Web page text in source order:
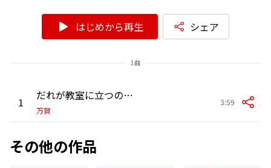
はじめから再生 シェア
1曲
1 だれが教室に立つのだろう
万賀
3:59
その他の作品